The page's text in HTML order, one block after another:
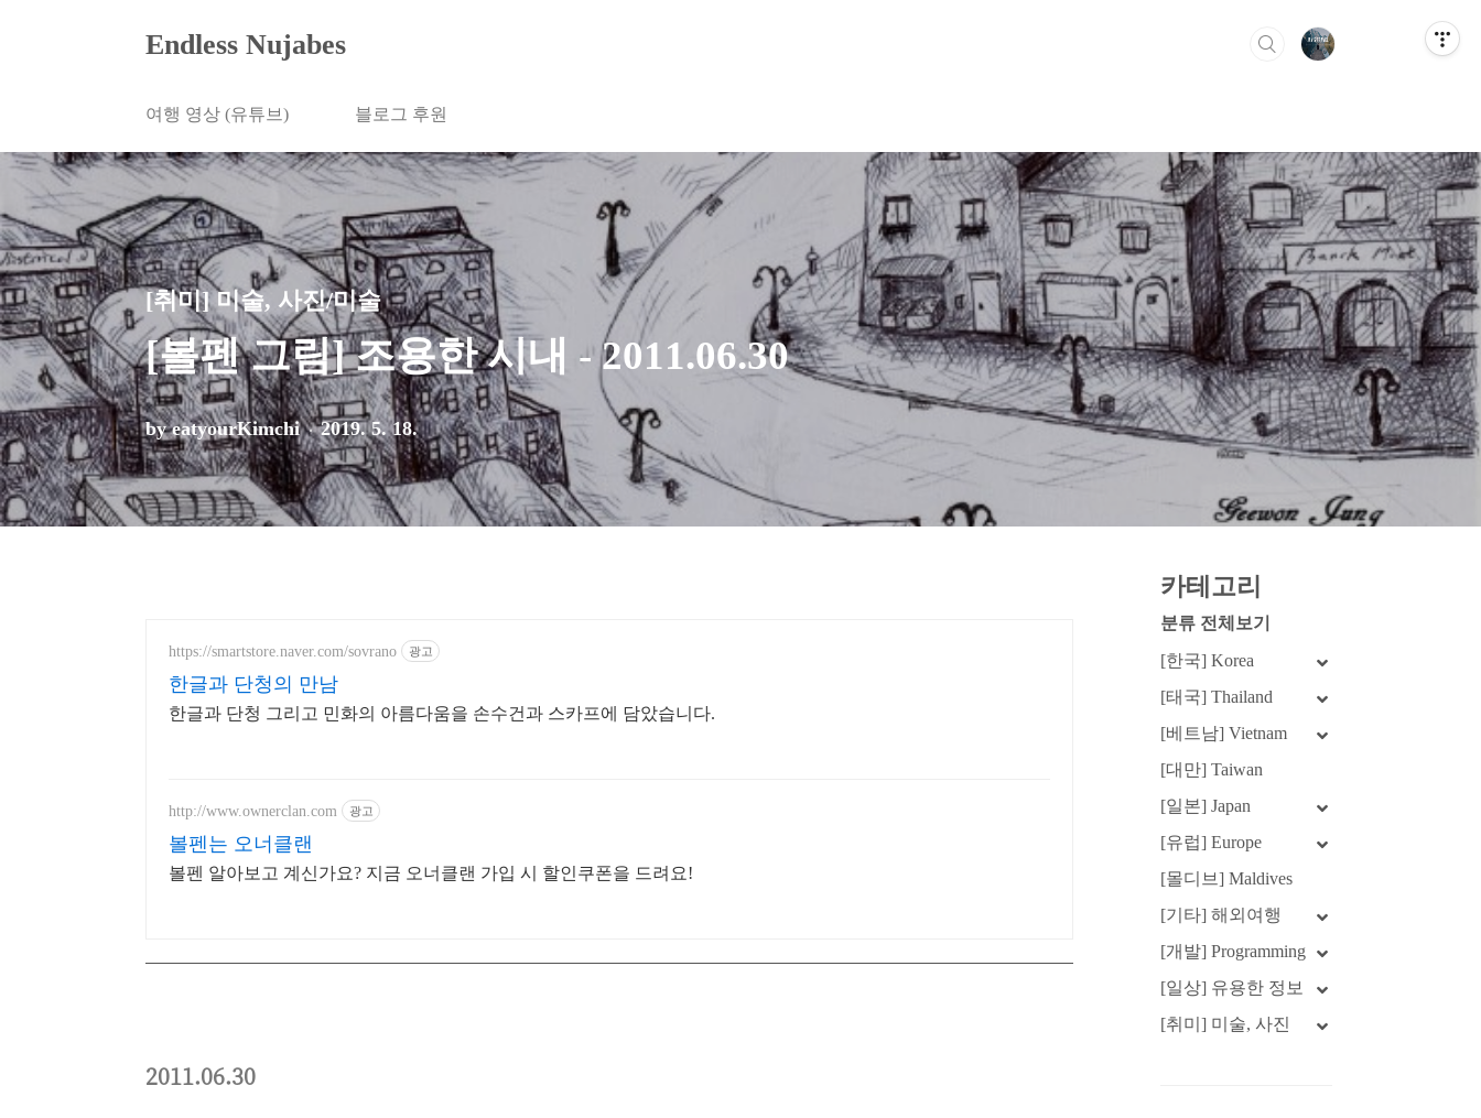
Endless Nujabes
여행 영상 (유튜브) 블로그 후원
[취미] 미술, 사진/미술
[볼펜 그림] 조용한 시내 - 2011.06.30
by eatyourKimchi 2019. 5. 18.
https://smartstore.naver.com/sovrano 광고
한글과 단청의 만남
한글과 단청 그리고 민화의 아름다움을 손수건과 스카프에 담았습니다.
http://www.ownerclan.com 광고
볼펜는 오너클랜
볼펜 알아보고 계신가요? 지금 오너클랜 가입 시 할인쿠폰을 드려요!
2011.06.30
카테고리
분류 전체보기
[한국] Korea
[태국] Thailand
[베트남] Vietnam
[대만] Taiwan
[일본] Japan
[유럽] Europe
[몰디브] Maldives
[기타] 해외여행
[개발] Programming
[일상] 유용한 정보
[취미] 미술, 사진